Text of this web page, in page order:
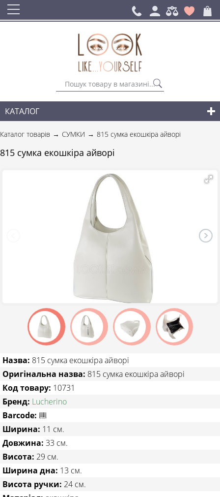
КАТАЛОГ
СУМКИ
РЮКЗАКИ ДЛЯ МІСТА
НОВИНКИ СУМОК І АКСЕСУАРІВ
ТОВАРИ ЗІ ЗНИЖКОЮ
Каталог товарів СУМКИ 815 сумка екошкіра айворі
815 сумка екошкіра айворі
Назва: 815 сумка екошкіра айворі
Оригінальна назва: 815 сумка екошкіра айворі
Код товару: 10731
Бренд: Lucherino
Barcode:
Ширина: 11 см.
Довжина: 33 см.
Висота: 29 см.
Ширина дна: 13 см.
Висота ручки: 24 см.